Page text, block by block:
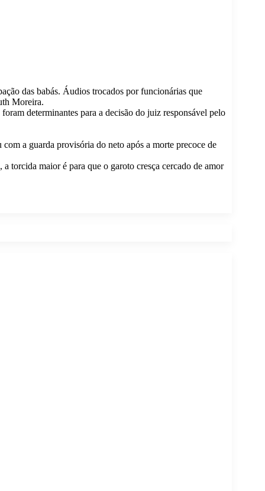
das babás. Áudios trocados por funcionárias que
Moreira.
determinantes para a decisão do juiz responsável pelo
a guarda provisória do neto após a morte precoce de
torcida maior é para que o garoto cresça cercado de amor